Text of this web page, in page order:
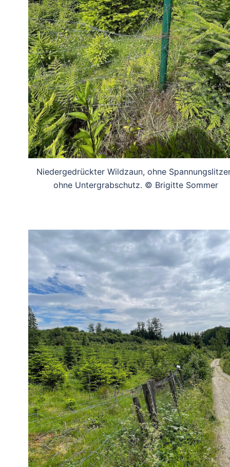
Niedergedrückter Wildzaun, ohne
ohne Untergrabschutz. © Brigitte Sommer